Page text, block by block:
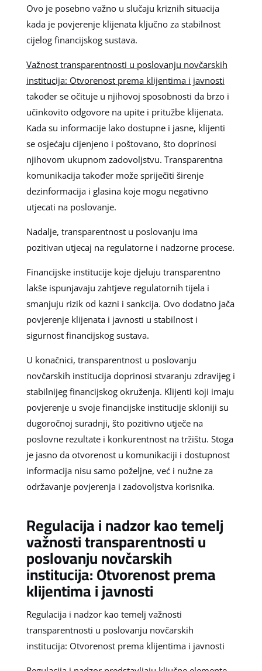
Ovo je posebno važno u slučaju kriznih situacija
kada je povjerenje klijenata ključno za stabilnost
cijelog financijskog sustava.
Važnost transparentnosti u poslovanju novčarskih
institucija: Otvorenost prema klijentima i javnosti
također se očituje u njihovoj sposobnosti da brzo i
učinkovito odgovore na upite i pritužbe klijenata.
Kada su informacije lako dostupne i jasne, klijenti
se osjećaju cijenjeno i poštovano, što doprinosi
njihovom ukupnom zadovoljstvu. Transparentna
komunikacija također može spriječiti širenje
dezinformacija i glasina koje mogu negativno
utjecati na poslovanje.
Nadalje, transparentnost u poslovanju ima
pozitivan utjecaj na regulatorne i nadzorne procese.
Financijske institucije koje djeluju transparentno
lakše ispunjavaju zahtjeve regulatornih tijela i
smanjuju rizik od kazni i sankcija. Ovo dodatno jača
povjerenje klijenata i javnosti u stabilnost i
sigurnost financijskog sustava.
U konačnici, transparentnost u poslovanju
novčarskih institucija doprinosi stvaranju zdravijeg i
stabilnijeg financijskog okruženja. Klijenti koji imaju
povjerenje u svoje financijske institucije skloniji su
dugoročnoj suradnji, što pozitivno utječe na
poslovne rezultate i konkurentnost na tržištu. Stoga
je jasno da otvorenost u komunikaciji i dostupnost
informacija nisu samo poželjne, već i nužne za
održavanje povjerenja i zadovoljstva korisnika.
Regulacija i nadzor kao temelj
važnosti transparentnosti u
poslovanju novčarskih
institucija: Otvorenost prema
klijentima i javnosti
Regulacija i nadzor kao temelj važnosti
transparentnosti u poslovanju novčarskih
institucija: Otvorenost prema klijentima i javnosti